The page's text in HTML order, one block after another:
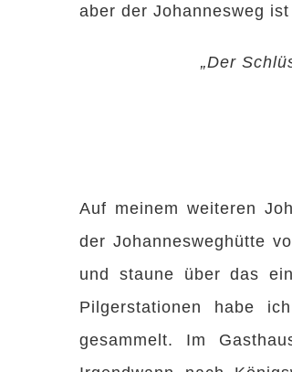
aber der Johannesweg
„Der
Auf meinem weiteren
der Johannesweghütte
und staune über das
Pilgerstationen habe
gesammelt. Im